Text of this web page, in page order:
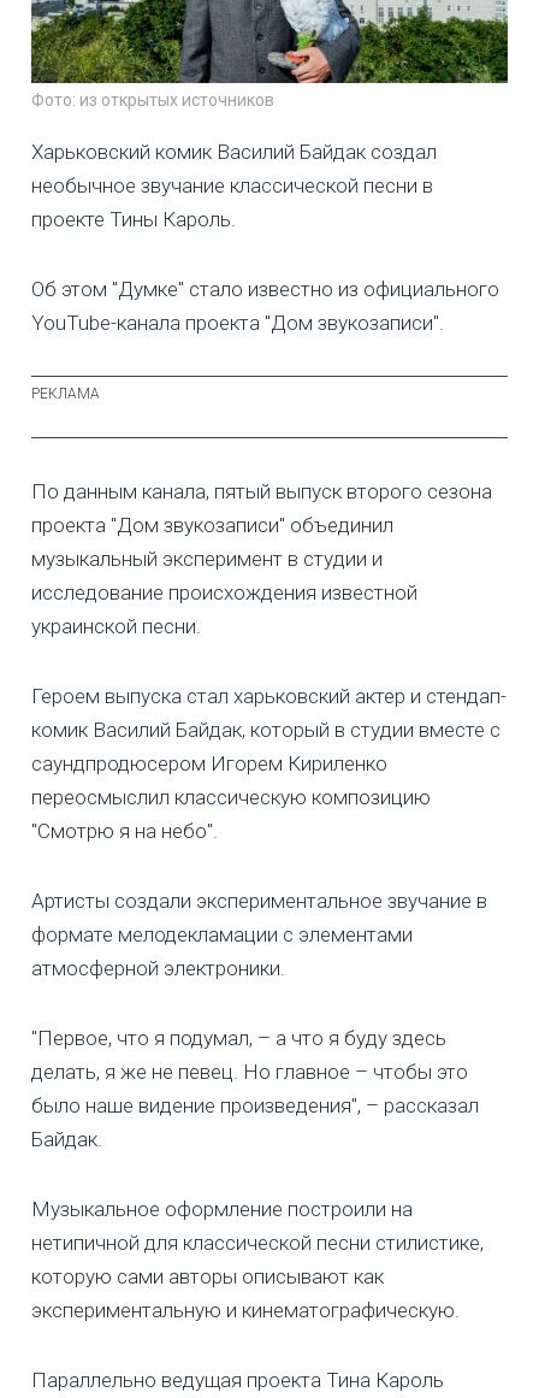
Фото: из открытых источников
Харьковский комик Василий Байдак создал
необычное звучание классической песни в
проекте Тины Кароль.
Об этом "Думке" стало известно из официального
YouTube-канала проекта "Дом звукозаписи".
По данным канала, пятый выпуск второго сезона
проекта "Дом звукозаписи" объединил
музыкальный эксперимент в студии и
исследование происхождения известной
украинской песни.
Героем выпуска стал харьковский актер и стендап-
комик Василий Байдак, который в студии вместе с
саундпродюсером Игорем Кириленко
переосмыслил классическую композицию
"Смотрю я на небо".
Артисты создали экспериментальное звучание в
формате мелодекламации с элементами
атмосферной электроники.
"Первое, что я подумал, – а что я буду здесь
делать, я же не певец. Но главное – чтобы это
было наше видение произведения", – рассказал
Байдак.
Музыкальное оформление построили на
нетипичной для классической песни стилистике,
которую сами авторы описывают как
экспериментальную и кинематографическую.
Параллельно ведущая проекта Тина Кароль